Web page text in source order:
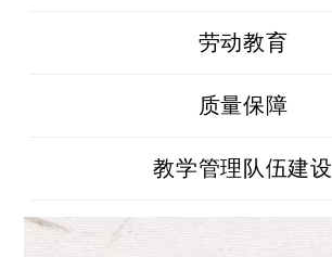
劳动教育
质量保障
教学管理队伍建设